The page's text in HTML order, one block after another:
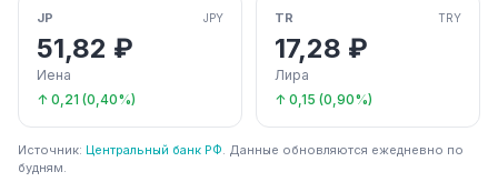
JP JPY
51,82 ₽
Иена
↑ 0,21 (0,40%)
TR TRY
17,28 ₽
Лира
↑ 0,15 (0,90%)
Источник: Центральный банк РФ. Данные обновляются ежедневно по
будням.